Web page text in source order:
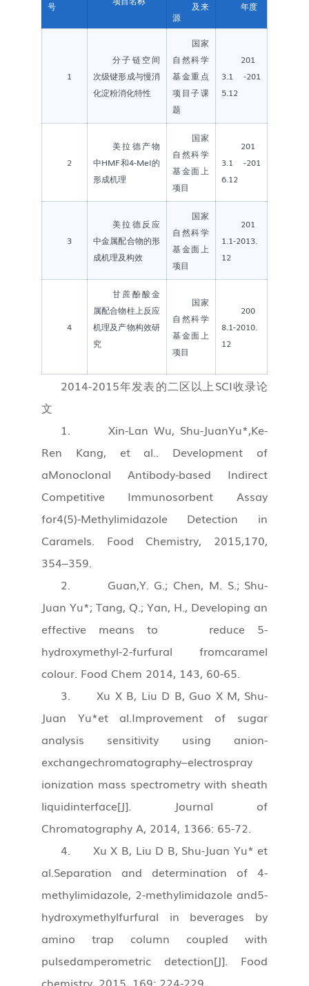
号
及来
源
年度
1
分子链空间
次级键形成与慢消
化淀粉消化特性
国家
自然科学
基金重点
项目子课
题
201
3.1 -201
5.12
2
美拉德产物
中HMF和4-MeI的
形成机理
国家
自然科学
基金面上
项目
201
3.1 -201
6.12
3
美拉德反应
中金属配合物的形
成机理及构效
国家
自然科学
基金面上
项目
201
1.1-2013.
12
4
甘蔗酚酸金
属配合物柱上反应
机理及产物构效研
究
国家
自然科学
基金面上
项目
200
8.1-2010.
12
2014-2015年发表的二区以上SCI收录论
文
1. Xin-Lan Wu, Shu-JuanYu*,Ke-
Ren Kang, et al.. Development of
aMonoclonal Antibody-based Indirect
Competitive Immunosorbent Assay
for4(5)-Methylimidazole Detection in
Caramels. Food Chemistry, 2015,170,
354–359.
2. Guan,Y. G.; Chen, M. S.; Shu-
Juan Yu*; Tang, Q.; Yan, H., Developing an
effective means to reduce 5-
hydroxymethyl-2-furfural fromcaramel
colour. Food Chem 2014, 143, 60-65.
3. Xu X B, Liu D B, Guo X M, Shu-
Juan Yu*et al.Improvement of sugar
analysis sensitivity using anion-
exchangechromatography–electrospray
ionization mass spectrometry with sheath
liquidinterface[J]. Journal of
Chromatography A, 2014, 1366: 65-72.
4. Xu X B, Liu D B, Shu-Juan Yu* et
al.Separation and determination of 4-
methylimidazole, 2-methylimidazole and5-
hydroxymethylfurfural in beverages by
amino trap column coupled with
pulsedamperometric detection[J]. Food
chemistry, 2015, 169: 224-229.